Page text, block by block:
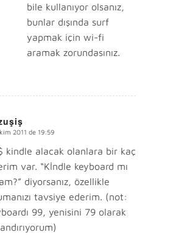
bile kullanıyor olsanız,
bunlar dışında surf
yapmak için wi-fi
aramak zorundasınız.
2011 de 19:59
kindle alacak olanlara bir kaç
var. “Kİndle keyboard mı
diyorsanız, özellikle
tavsiye ederim. (not:
99, yenisini 79 olarak